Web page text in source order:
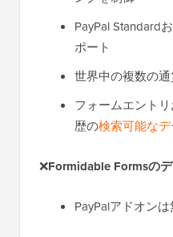
PayPal Standard
ポート
世界中の複数の
フォームエント
歴の検索可能な
❌Formidable Formsの
PayPalアドオン